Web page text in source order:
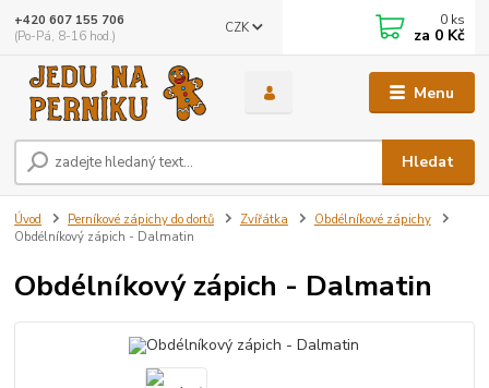
Menu
CZK
Hledat
+420 607 155 706
(Po-Pá, 8-16 hod.)
0 ks
za 0 Kč
Úvod Perníkové zápichy do dortů Zvířátka
Obdélníkové zápichy
Obdélníkový zápich - Dalmatin
Obdélníkový zápich - Dalmatin